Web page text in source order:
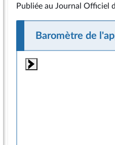
Publiée au Journal Officiel
Baromètre de